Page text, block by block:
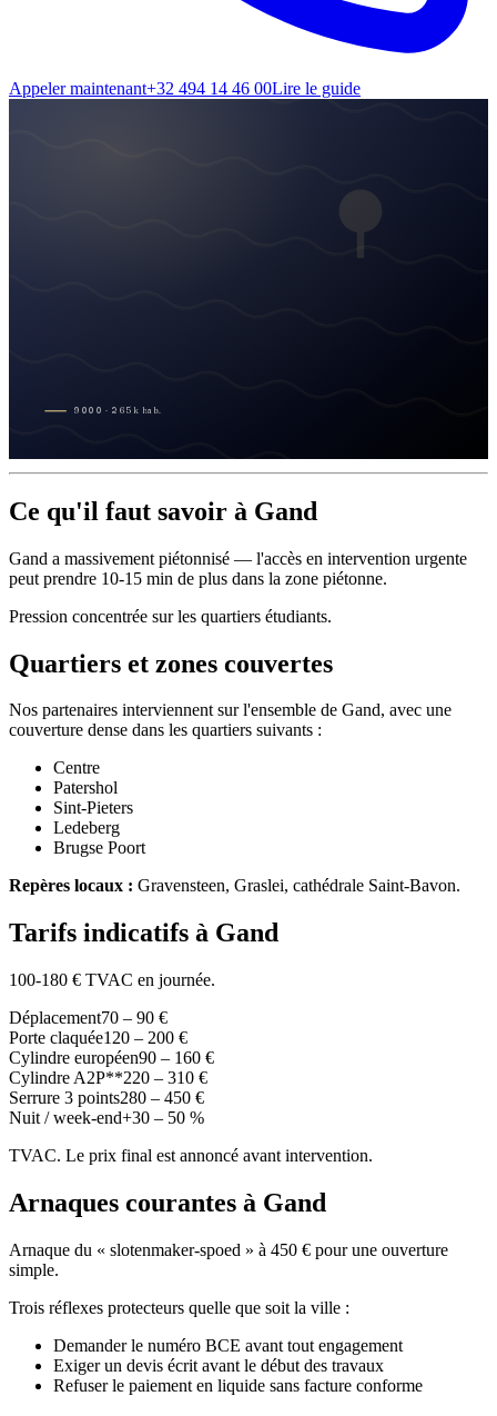
Appeler maintenant+32 494 14 46 00Lire le guide
9000 · 265 k hab.
Ce qu'il faut savoir à Gand
Gand a massivement piétonnisé — l'accès en intervention urgente
peut prendre 10-15 min de plus dans la zone piétonne.
Pression concentrée sur les quartiers étudiants.
Quartiers et zones couvertes
Nos partenaires interviennent sur l'ensemble de Gand, avec une
couverture dense dans les quartiers suivants :
Centre
Patershol
Sint-Pieters
Ledeberg
Brugse Poort
Repères locaux : Gravensteen, Graslei, cathédrale Saint-Bavon.
Tarifs indicatifs à Gand
100-180 € TVAC en journée.
Déplacement70 – 90 €
Porte claquée120 – 200 €
Cylindre européen90 – 160 €
Cylindre A2P**220 – 310 €
Serrure 3 points280 – 450 €
Nuit / week-end+30 – 50 %
TVAC. Le prix final est annoncé avant intervention.
Arnaques courantes à Gand
Arnaque du « slotenmaker-spoed » à 450 € pour une ouverture
simple.
Trois réflexes protecteurs quelle que soit la ville :
Demander le numéro BCE avant tout engagement
Exiger un devis écrit avant le début des travaux
Refuser le paiement en liquide sans facture conforme